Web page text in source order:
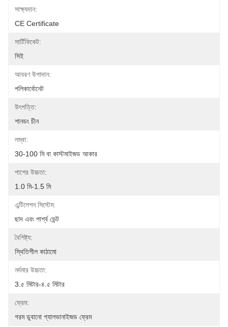
সাক্ষ্যদান:
CE Certificate
সার্টিফিকেট:
সিই
আবরণ উপাদান:
পলিকার্বোনেট
উৎপত্তি:
শানডং চীন
লম্বা:
30-100 মি বা কাস্টমাইজড আকার
পাশের উচ্চতা:
1.0 মি-1.5 মি
এন্টিলেশন সিস্টেম:
ছাদ এবং পার্শ্ব ভেন্ট
বৈশিষ্ট্য:
স্থিতিশীল কাঠামো
নর্দমার উচ্চতা:
3.৫ মিটার-৪.৫ মিটার
ফ্রেম:
গরম ডুবানো গ্যালভানাইজড ফ্রেম